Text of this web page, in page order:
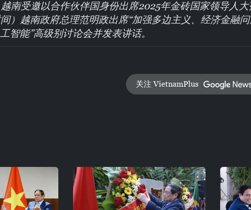
南受邀以合作伙伴国身份出席2025年金砖国家领导人大
）越南政府总理范明政出席“加强多边主义、经济金融
智能”高级别讨论会并发表讲话。
关注 VietnamPlus